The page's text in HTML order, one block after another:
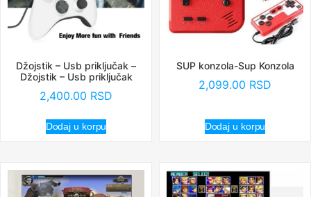
Džojstik – Usb priključak –
Džojstik – Usb priključak
2,400.00 RSD
Dodaj u korpu
SUP konzola-Sup Konzola
2,099.00 RSD
Dodaj u korpu